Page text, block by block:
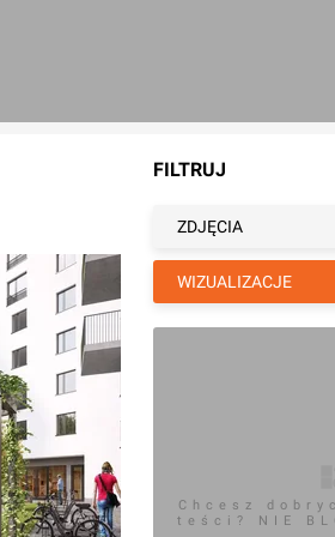
FILTRUJ
ZDJĘCIA
WIZUALIZACJE
Chcesz
teści? NIE